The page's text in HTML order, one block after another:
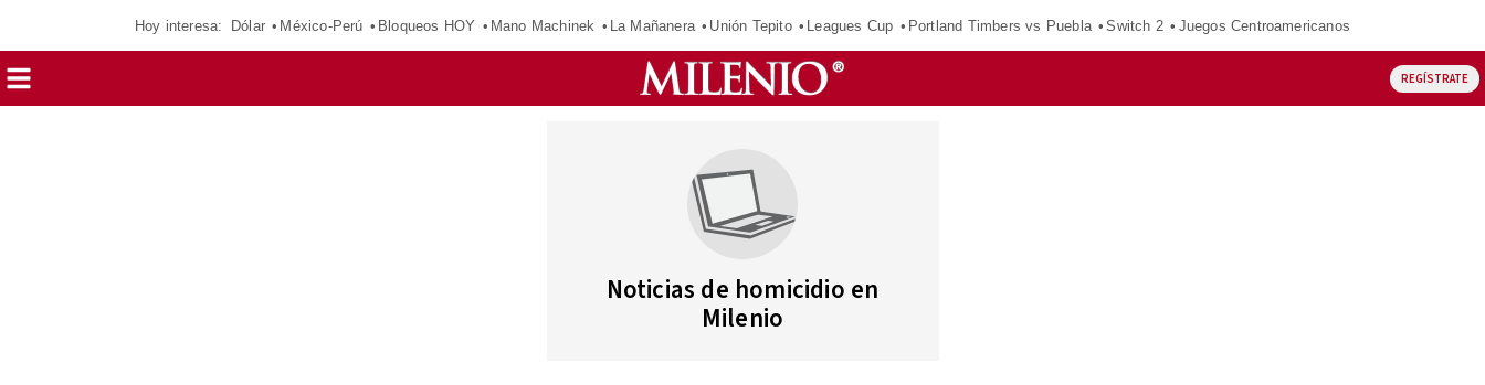
Hoy interesa: Dólar México-Perú Bloqueos HOY Mano Machinek La Mañanera Unión Tepito Leagues Cup Portland Timbers vs Puebla Switch 2 Juegos Centroamericanos
REGÍSTRATE
Noticias de homicidio en
Milenio